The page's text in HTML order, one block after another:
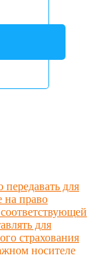
для
на право
для
страхования
носителе